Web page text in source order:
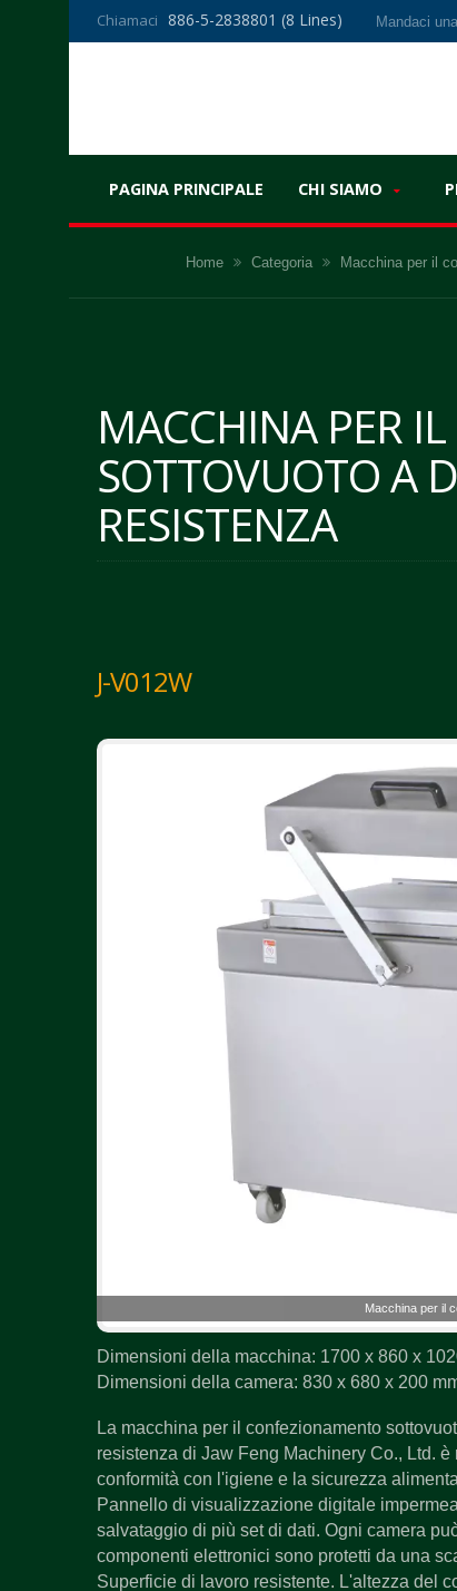
Chiamaci 886-5-2838801 (8 Lines) Mandaci
PAGINA PRINCIPALE CHI SIAMO
Home Categoria Macchina per il
MACCHINA PER
SOTTOVUOTO A
RESISTENZA
J-V012W
Macchina per il
Dimensioni della macchina: 1700 x 860 x
Dimensioni della camera: 830 x 680 x 200
La macchina per il confezionamento
resistenza di Jaw Feng Machinery Co., Ltd.
conformità con l'igiene e la sicurezza
Pannello di visualizzazione digitale
salvataggio di più set di dati. Ogni camera
componenti elettronici sono protetti da una
Superficie di lavoro resistente. L'altezza del